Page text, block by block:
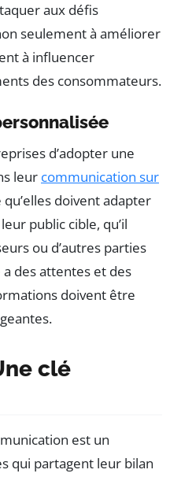
aux défis
seulement à améliorer
à influencer
des consommateurs.
d’adopter une
leur communication sur
doivent adapter
public cible, qu’il
ou d’autres parties
des attentes et des
doivent être
clé
est un
qui partagent leur bilan